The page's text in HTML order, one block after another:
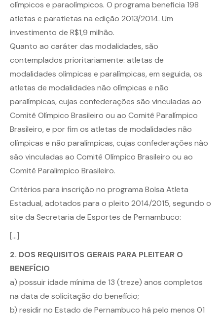
olímpicos e paraolímpicos. O programa beneficia 198
atletas e paratletas na edição 2013/2014. Um
investimento de R$1,9 milhão.
Quanto ao caráter das modalidades, são
contemplados prioritariamente: atletas de
modalidades olímpicas e paralímpicas, em seguida, os
atletas de modalidades não olímpicas e não
paralímpicas, cujas confederações são vinculadas ao
Comitê Olímpico Brasileiro ou ao Comitê Paralímpico
Brasileiro, e por fim os atletas de modalidades não
olímpicas e não paralímpicas, cujas confederações não
são vinculadas ao Comitê Olímpico Brasileiro ou ao
Comitê Paralímpico Brasileiro.
Critérios para inscrição no programa Bolsa Atleta
Estadual, adotados para o pleito 2014/2015, segundo o
site da Secretaria de Esportes de Pernambuco:
[…]
2. DOS REQUISITOS GERAIS PARA PLEITEAR O
BENEFÍCIO
a) possuir idade mínima de 13 (treze) anos completos
na data de solicitação do benefício;
b) residir no Estado de Pernambuco há pelo menos 01